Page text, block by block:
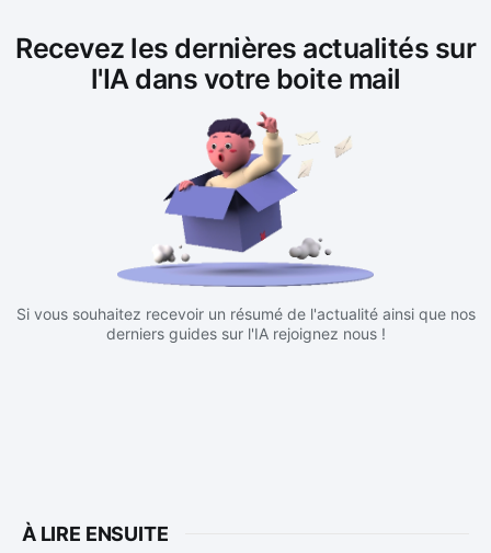
Recevez les dernières actualités sur
l'IA dans votre boite mail
Si vous souhaitez recevoir un résumé de l'actualité ainsi que nos
derniers guides sur l'IA rejoignez nous !
À LIRE ENSUITE